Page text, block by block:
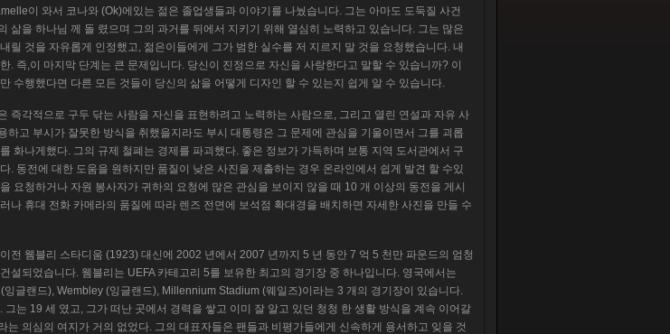
이 와서 코나와 (Ok)에있는 젊은 졸업생들과 이야기를 나눴습니다. 그는 아마도 도둑질 사건
삶을 하나님 께 돌 렸으며 그의 과거를 뒤에서 지키기 위해 열심히 노력하고 있습니다. 그는 많은
릴 것을 자유롭게 인정했고, 젊은이들에게 그가 범한 실수를 저 지르지 말 것을 요청했습니다. 내
. 즉,이 마지막 단계는 큰 문제입니다. 당신이 진정으로 자신을 사랑한다고 말할 수 있습니까? 이
수행했다면 다른 모든 것들이 당신의 삶을 어떻게 디자인 할 수 있는지 쉽게 알 수 있습니다.
즉각적으로 구두 닦는 사람을 자신을 표현하려고 노력하는 사람으로, 그리고 열린 연설과 자유 사
하고 부시가 잘못한 방식을 취했을지라도 부시 대통령은 그 문제에 관심을 기울이면서 그를 괴롭
화나게했다. 그의 규제 철폐는 경제를 파괴했다. 좋은 정보가 가득하며 보통 지역 도서관에서 구
. 동전에 대한 도움을 원하지만 품질이 낮은 사진을 제출하는 경우 온라인에서 쉽게 발견 할 수있
요청하거나 자원 봉사자가 귀하의 요청에 많은 관심을 보이지 않을 때 10 개 이상의 동전을 게시
나 휴대 전화 카메라의 품질에 따라 렌즈 전면에 보석점 확대경을 배치하면 자세한 사진을 만들 수
전 웸블리 스타디움 (1923) 대신에 2002 년에서 2007 년까지 5 년 동안 7 억 5 천만 파운드의 엄청
설되었습니다. 웸블리는 UEFA 카테고리 5를 보유한 최고의 경기장 중 하나입니다. 영국에서는
잉글랜드), Wembley (잉글랜드), Millennium Stadium (웨일즈)이라는 3 개의 경기장이 있습니다.
그는 19 세 였고, 그가 떠난 곳에서 경력을 쌓고 이미 잘 알고 있던 청청 한 생활 방식을 계속 이어갈
는 의심의 여지가 거의 없었다. 그의 대표자들은 팬들과 비평가들에게 신속하게 용서하고 잊을 것